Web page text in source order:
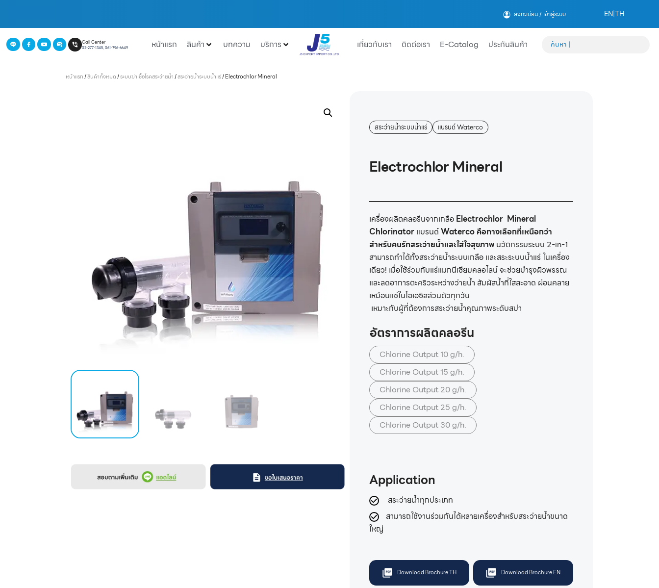
ลงทะเบียน / เข้าสู่ระบบ EN|TH
Call Center
02-277-1345, 061-796-6649 หน้าแรก สินค้า บทความ บริการ เกี่ยวกับเรา ติดต่อเรา E-Catalog ประกันสินค้า
หน้าแรก/สินค้าทั้งหมด/ระบบฆ่าเชื้อโรคสระว่ายน้ำ/สระว่ายน้ำระบบน้ำแร่/Electrochlor Mineral
สระว่ายน้ำระบบน้ำแร่ แบรนด์ Waterco
Electrochlor Mineral
เครื่องผลิตคลอรีนจากเกลือ Electrochlor Mineral
Chlorinator แบรนด์Waterco คือทางเลือกที่เหนือกว่า
สำหรับคนรักสระว่ายน้ำและใส่ใจสุขภาพ นวัตกรรมระบบ 2-in-1
สามารถทำได้ทั้งสระว่ายน้ำระบบเกลือ และสระระบบน้ำแร่ ในเครื่อง
เดียว! เมื่อใช้ร่วมกับแร่แมกนีเซียมคลอไลน์ จะช่วยบำรุงผิวพรรณ
และลดอาการตะคริวระหว่างว่ายน้ำ สัมผัสน้ำที่ใสสะอาด ผ่อนคลาย
เหมือนแช่ในโอเอซิสส่วนตัวทุกวัน
เหมาะกับผู้ที่ต้องการสระว่ายน้ำคุณภาพระดับสปา
อัตราการผลิตคลอรีน
Chlorine Output 10 g/h.
Chlorine Output 15 g/h.
Chlorine Output 20 g/h.
Chlorine Output 25 g/h.
Chlorine Output 30 g/h.
Application
สระว่ายน้ำทุกประเภท
สามารถใช้งานร่วมกันได้หลายเครื่องสำหรับสระว่ายน้ำขนาด
ใหญ่
Download Brochure TH Download Brochure EN